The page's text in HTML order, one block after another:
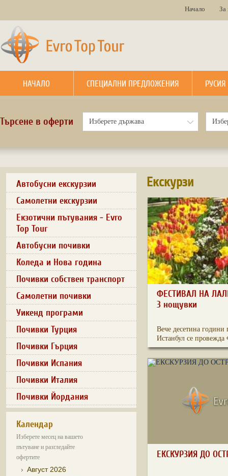
Начало За
НАЧАЛО СПЕЦИАЛНИ ПРЕДЛОЖЕНИЯ РУСИЯ
Търсене в оферти
Автобусни екскурзии
Самолетни екскурзии
Екзотични пътувания - Evro
Top Tour
Автобусни почивки
Коледа и Нова година
Почивки собствен транспорт
Самолетни почивки
Уикенд програми
Почивки Турция
Почивки Гърция
Почивки Испания
Почивки Италия
Почивки Йордания
Календар
Изберете месец на вашето
пътуване и разгледайте
офертите
Август 2026
Екскурзи
ФЕСТИВАЛ НА
3 нощувки
Вече десетина години
Истанбул се провежда
ЕКСКУРЗИЯ ДО